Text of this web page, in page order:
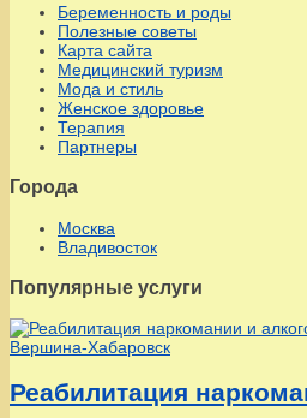
Беременность и роды
Полезные советы
Карта сайта
Медицинский туризм
Мода и стиль
Женское здоровье
Терапия
Партнеры
Города
Москва
Владивосток
Популярные услуги
Реабилитация